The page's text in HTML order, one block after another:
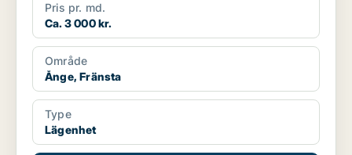
Pris pr. md.
Ca. 3 000 kr.
Område
Ånge, Fränsta
Type
Lägenhet